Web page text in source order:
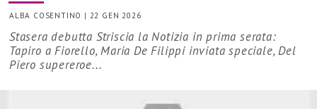
ALBA COSENTINO | 22 GEN 2026
Stasera debutta Striscia la Notizia in prima serata:
Tapiro a Fiorello, Maria De Filippi inviata speciale, Del
Piero supereroe...